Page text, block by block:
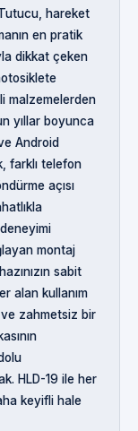
hareket
en pratik
dikkat çeken
malzemelerden
yıllar boyunca
Android
farklı telefon
açısı
montaj
sabit
alan kullanım
ve zahmetsiz bir
HLD-19 ile her
keyifli hale